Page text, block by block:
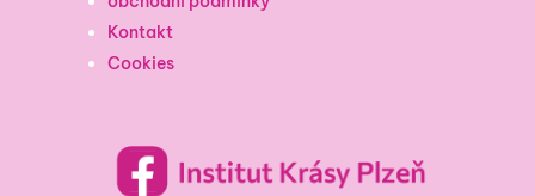
Kontakt
Cookies